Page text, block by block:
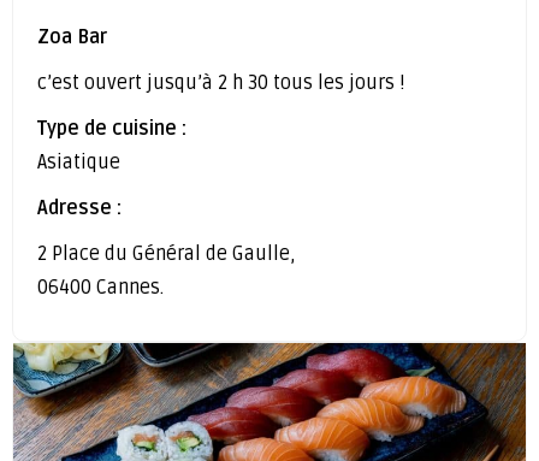
Zoa Bar
c’est ouvert jusqu’à 2 h 30 tous les jours !
Type de cuisine :
Asiatique
Adresse :
2 Place du Général de Gaulle,
06400 Cannes.